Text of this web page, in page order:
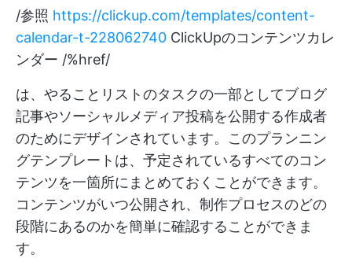
/参照 https://clickup.com/templates/content-
calendar-t-228062740 ClickUpのコンテンツカレ
ンダー /%href/
は、やることリストのタスクの一部としてブログ
記事やソーシャルメディア投稿を公開する作成者
のためにデザインされています。このプランニン
グテンプレートは、予定されているすべてのコン
テンツを一箇所にまとめておくことができます。
コンテンツがいつ公開され、制作プロセスのどの
段階にあるのかを簡単に確認することができま
す。